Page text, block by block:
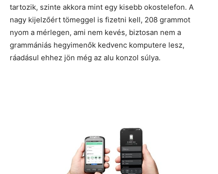
tartozik, szinte akkora mint egy kisebb okostelefon. A
nagy kijelzőért tömeggel is fizetni kell, 208 grammot
nyom a mérlegen, ami nem kevés, biztosan nem a
grammániás hegyimenők kedvenc komputere lesz,
ráadásul ehhez jön még az alu konzol súlya.